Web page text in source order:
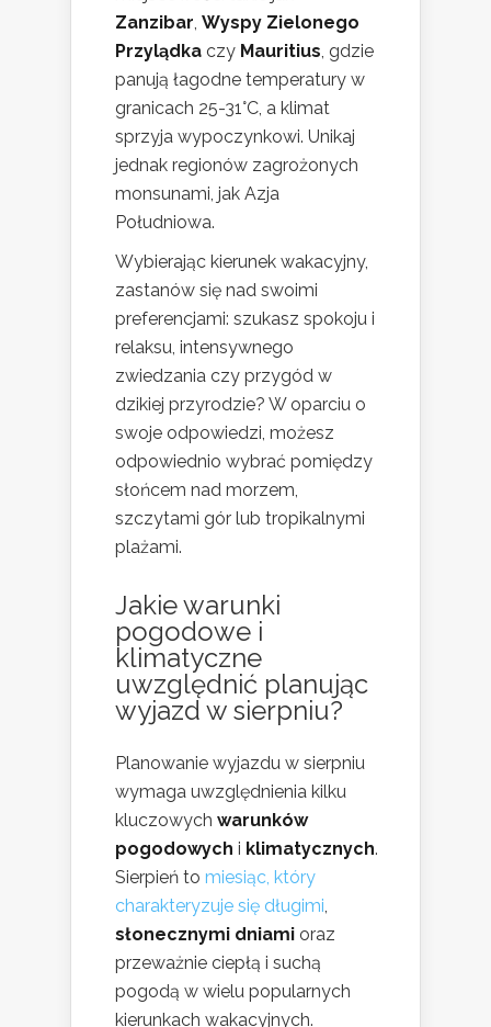
Zanzibar Wyspy Zielonego
Przylądka czy Mauritius , gdzie
panują łagodne temperatury w
granicach 25-31°C, a klimat
sprzyja wypoczynkowi. Unikaj
jednak regionów zagrożonych
monsunami, jak Azja
Południowa.
Wybierając kierunek wakacyjny,
zastanów się nad swoimi
preferencjami: szukasz spokoju i
relaksu, intensywnego
zwiedzania czy przygód w
dzikiej przyrodzie? W oparciu o
swoje odpowiedzi, możesz
odpowiednio wybrać pomiędzy
słońcem nad morzem,
szczytami gór lub tropikalnymi
plażami.
Jakie warunki
pogodowe i
klimatyczne
uwzględnić planując
wyjazd w sierpniu?
Planowanie wyjazdu w sierpniu
wymaga uwzględnienia kilku
kluczowych warunków
pogodowych i klimatycznych.
Sierpień to miesiąc, który
charakteryzuje się długimi
słonecznymi dniami oraz
przeważnie ciepłą i suchą
pogodą w wielu popularnych
kierunkach wakacyjnych.